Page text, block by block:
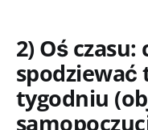
2) Oś czasu:
spodziewać
tygodniu